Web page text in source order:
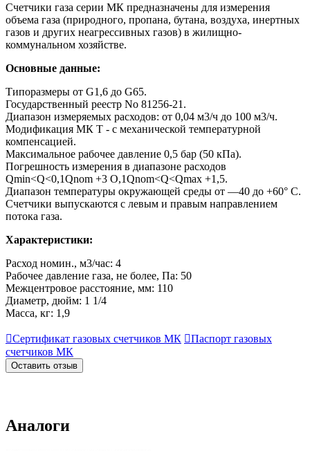
Счетчики газа серии МК предназначены для измерения
объема газа (природного, пропана, бутана, воздуха, инертных
газов и других неагрессивных газов) в жилищно-
коммунальном хозяйстве.
Основные данные:
Типоразмеры от G1,6 до G65.
Государственный реестр No 81256-21.
Диапазон измеряемых расходов: от 0,04 м3/ч до 100 м3/ч.
Модификация МК Т - с механической температурной
компенсацией.
Максимальное рабочее давление 0,5 бар (50 кПа).
Погрешность измерения в диапазоне расходов
Qmin<Q<0,1Qnom +3 О,1Qnom<Q<Qmax +1,5.
Диапазон температуры окружающей среды от —40 до +60° С.
Счетчики выпускаются с левым и правым направлением
потока газа.
Характеристики:
Расход номин., м3/час: 4
Рабочее давление газа, не более, Па: 50
Межцентровое расстояние, мм: 110
Диаметр, дюйм: 1 1/4
Масса, кг: 1,9
Сертификат газовых счетчиков МК Паспорт газовых
счетчиков МК
Оставить отзыв
Аналоги